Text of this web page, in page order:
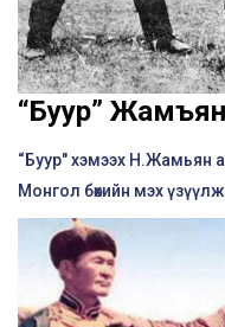
“Буур”
“Буур" хэмээх Н.Жамьян
Монгол бөхийн мэх